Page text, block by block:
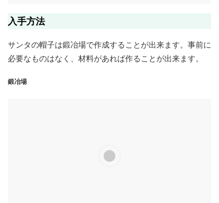
入手方法
サンタの帽子は鍛冶場で作成することが出来ます。事前に
必要なものはなく、材料があれば作ることが出来ます。
鍛冶場